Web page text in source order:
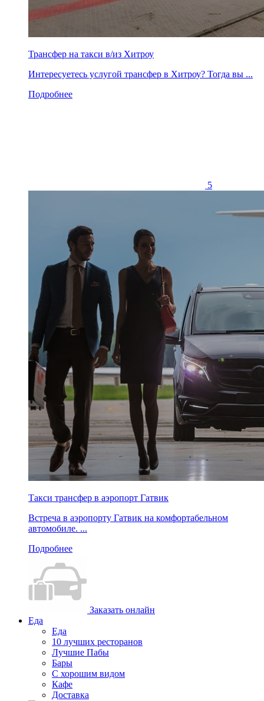
Трансфер на такси в/из Хитроу
Интересуетесь услугой трансфер в Хитроу? Тогда вы ...
Подробнее
5
Такси трансфер в аэропорт Гатвик
Встреча в аэропорту Гатвик на комфортабельном
автомобиле. ...
Подробнее
Заказать онлайн
Еда
Еда
10 лучших ресторанов
Лучшие Пабы
Бары
С хорошим видом
Кафе
Доставка